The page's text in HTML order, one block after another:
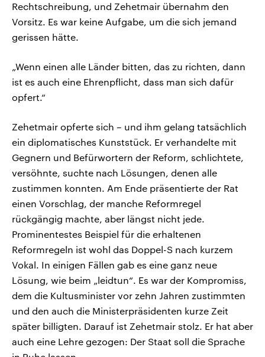
Rechtschreibung, und Zehetmair übernahm den
Vorsitz. Es war keine Aufgabe, um die sich jemand
gerissen hätte.
„Wenn einen alle Länder bitten, das zu richten, dann
ist es auch eine Ehrenpflicht, dass man sich dafür
opfert.“
Zehetmair opferte sich – und ihm gelang tatsächlich
ein diplomatisches Kunststück. Er verhandelte mit
Gegnern und Befürwortern der Reform, schlichtete,
versöhnte, suchte nach Lösungen, denen alle
zustimmen konnten. Am Ende präsentierte der Rat
einen Vorschlag, der manche Reformregel
rückgängig machte, aber längst nicht jede.
Prominentestes Beispiel für die erhaltenen
Reformregeln ist wohl das Doppel-S nach kurzem
Vokal. In einigen Fällen gab es eine ganz neue
Lösung, wie beim „leidtun“. Es war der Kompromiss,
dem die Kultusminister vor zehn Jahren zustimmten
und den auch die Ministerpräsidenten kurze Zeit
später billigten. Darauf ist Zehetmair stolz. Er hat aber
auch eine Lehre gezogen: Der Staat soll die Sprache